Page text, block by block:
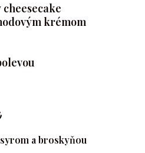
krémom
a broskyňou